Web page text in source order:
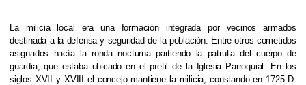
La milicia local era una formación integrada por vecinos armados
destinada a la defensa y seguridad de la población. Entre otros cometidos
asignados hacía la ronda nocturna partiendo la patrulla del cuerpo de
guardia, que estaba ubicado en el pretil de la Iglesia Parroquial. En los
siglos XVII y XVIII el concejo mantiene la milicia, constando en 1725 D.